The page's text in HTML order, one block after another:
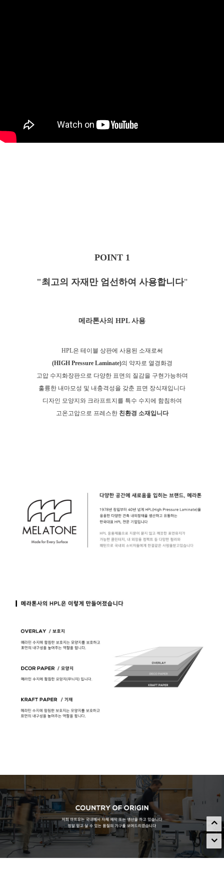
POINT 1
"최고의 자재만 엄선하여 사용합니다"
메라톤사의 HPL 사용
HPL은 테이블 상판에 사용된 소재로써
(HIGH Pressure Laminate)의 약자로 열경화경
고압 수지화장판으로 다양한 표면의 질감을 구현가능하며
훌륭한 내마모성 및 내충격성을 갖춘 표면 장식재입니다
디자인 모양지와 크라프트지를 특수 수지에 함침하여
고온고압으로 프레스한 친환경 소재입니다